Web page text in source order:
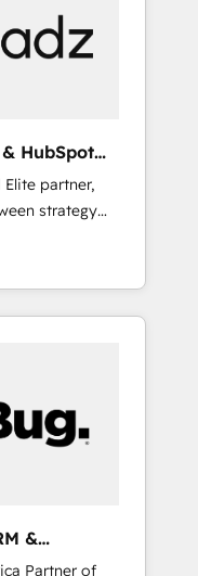
strong
the
-
facing
efficiency
to
into action
advantage.
HubSpot
partner,
strategy
(GTM
engineer a
a mess." ⚙️
for total
&
Partner of